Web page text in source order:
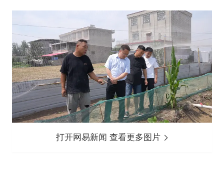
打开网易新闻 查看更多图片